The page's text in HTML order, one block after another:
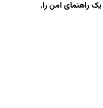
راهنمای امن را.